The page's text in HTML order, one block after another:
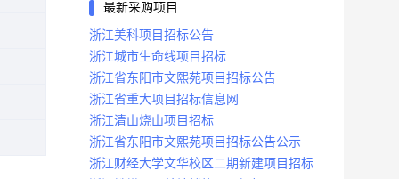
最新采购项目
浙江美科项目招标公告
浙江城市生命线项目招标
浙江省东阳市文熙苑项目招标公告
浙江省重大项目招标信息网
浙江清山烧山项目招标
浙江省东阳市文熙苑项目招标公告公示
浙江财经大学文华校区二期新建项目招标